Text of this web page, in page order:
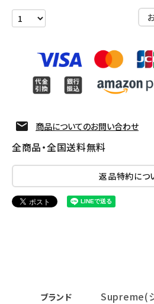
meeting_room ログイン
Follow us
商品についてのお問い合わせ
全商品・全国送料無料
返品特約につ
ブランド Supreme(